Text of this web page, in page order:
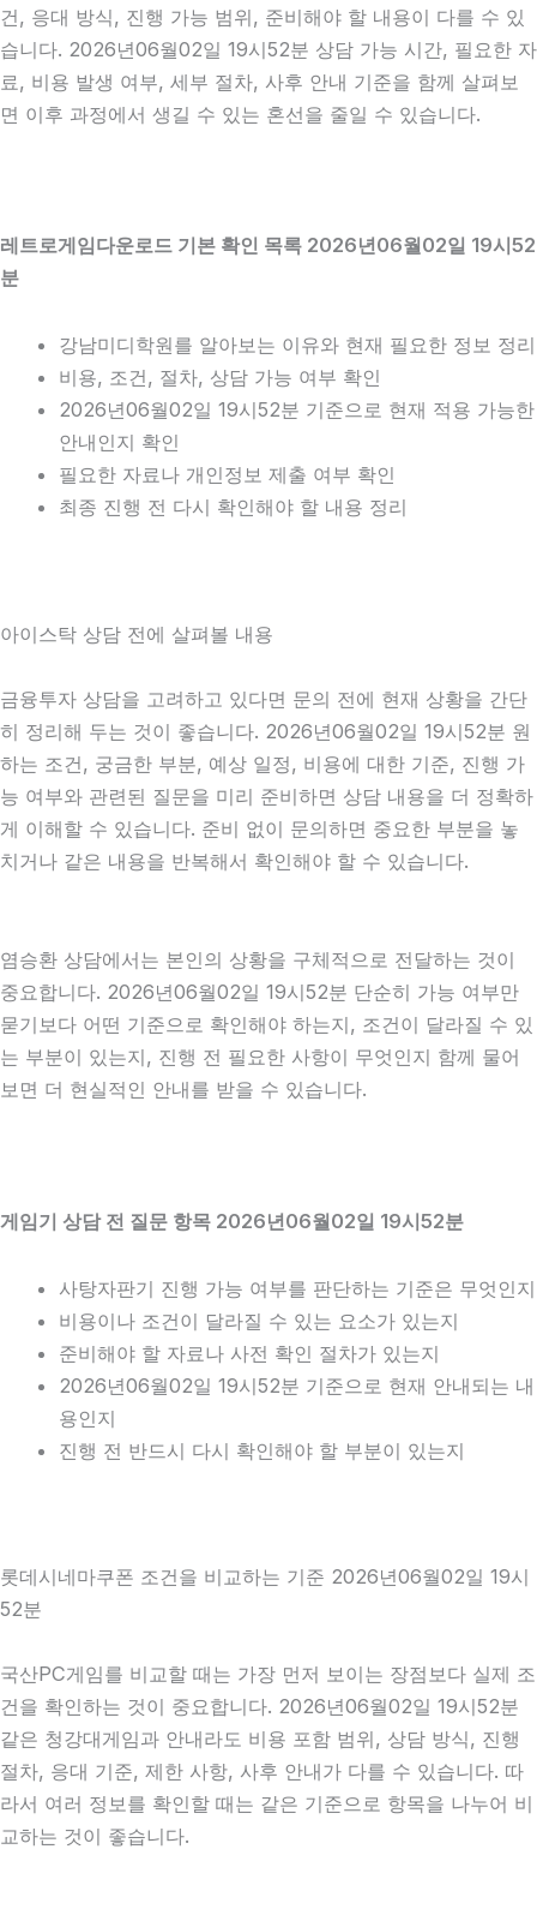
건, 응대 방식, 진행 가능 범위, 준비해야 할 내용이 다를 수 있
습니다. 2026년06월02일 19시52분 상담 가능 시간, 필요한 자
료, 비용 발생 여부, 세부 절차, 사후 안내 기준을 함께 살펴보
면 이후 과정에서 생길 수 있는 혼선을 줄일 수 있습니다.
레트로게임다운로드 기본 확인 목록 2026년06월02일 19시52
분
강남미디학원를 알아보는 이유와 현재 필요한 정보 정리
비용, 조건, 절차, 상담 가능 여부 확인
2026년06월02일 19시52분 기준으로 현재 적용 가능한
안내인지 확인
필요한 자료나 개인정보 제출 여부 확인
최종 진행 전 다시 확인해야 할 내용 정리
아이스탁 상담 전에 살펴볼 내용
금융투자 상담을 고려하고 있다면 문의 전에 현재 상황을 간단
히 정리해 두는 것이 좋습니다. 2026년06월02일 19시52분 원
하는 조건, 궁금한 부분, 예상 일정, 비용에 대한 기준, 진행 가
능 여부와 관련된 질문을 미리 준비하면 상담 내용을 더 정확하
게 이해할 수 있습니다. 준비 없이 문의하면 중요한 부분을 놓
치거나 같은 내용을 반복해서 확인해야 할 수 있습니다.
염승환 상담에서는 본인의 상황을 구체적으로 전달하는 것이
중요합니다. 2026년06월02일 19시52분 단순히 가능 여부만
묻기보다 어떤 기준으로 확인해야 하는지, 조건이 달라질 수 있
는 부분이 있는지, 진행 전 필요한 사항이 무엇인지 함께 물어
보면 더 현실적인 안내를 받을 수 있습니다.
게임기 상담 전 질문 항목 2026년06월02일 19시52분
사탕자판기 진행 가능 여부를 판단하는 기준은 무엇인지
비용이나 조건이 달라질 수 있는 요소가 있는지
준비해야 할 자료나 사전 확인 절차가 있는지
2026년06월02일 19시52분 기준으로 현재 안내되는 내
용인지
진행 전 반드시 다시 확인해야 할 부분이 있는지
롯데시네마쿠폰 조건을 비교하는 기준 2026년06월02일 19시
52분
국산PC게임를 비교할 때는 가장 먼저 보이는 장점보다 실제 조
건을 확인하는 것이 중요합니다. 2026년06월02일 19시52분
같은 청강대게임과 안내라도 비용 포함 범위, 상담 방식, 진행
절차, 응대 기준, 제한 사항, 사후 안내가 다를 수 있습니다. 따
라서 여러 정보를 확인할 때는 같은 기준으로 항목을 나누어 비
교하는 것이 좋습니다.